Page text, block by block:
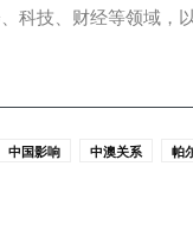
科技、财经等领域，
中国影响 中澳关系 帕